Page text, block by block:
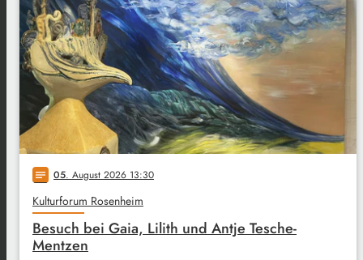
notes 05. August 2026 13:30
Kulturforum Rosenheim
Besuch bei Gaia, Lilith und Antje Tesche-
Mentzen